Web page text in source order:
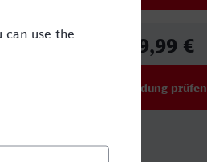
29,99 €
Verbindung prüfen